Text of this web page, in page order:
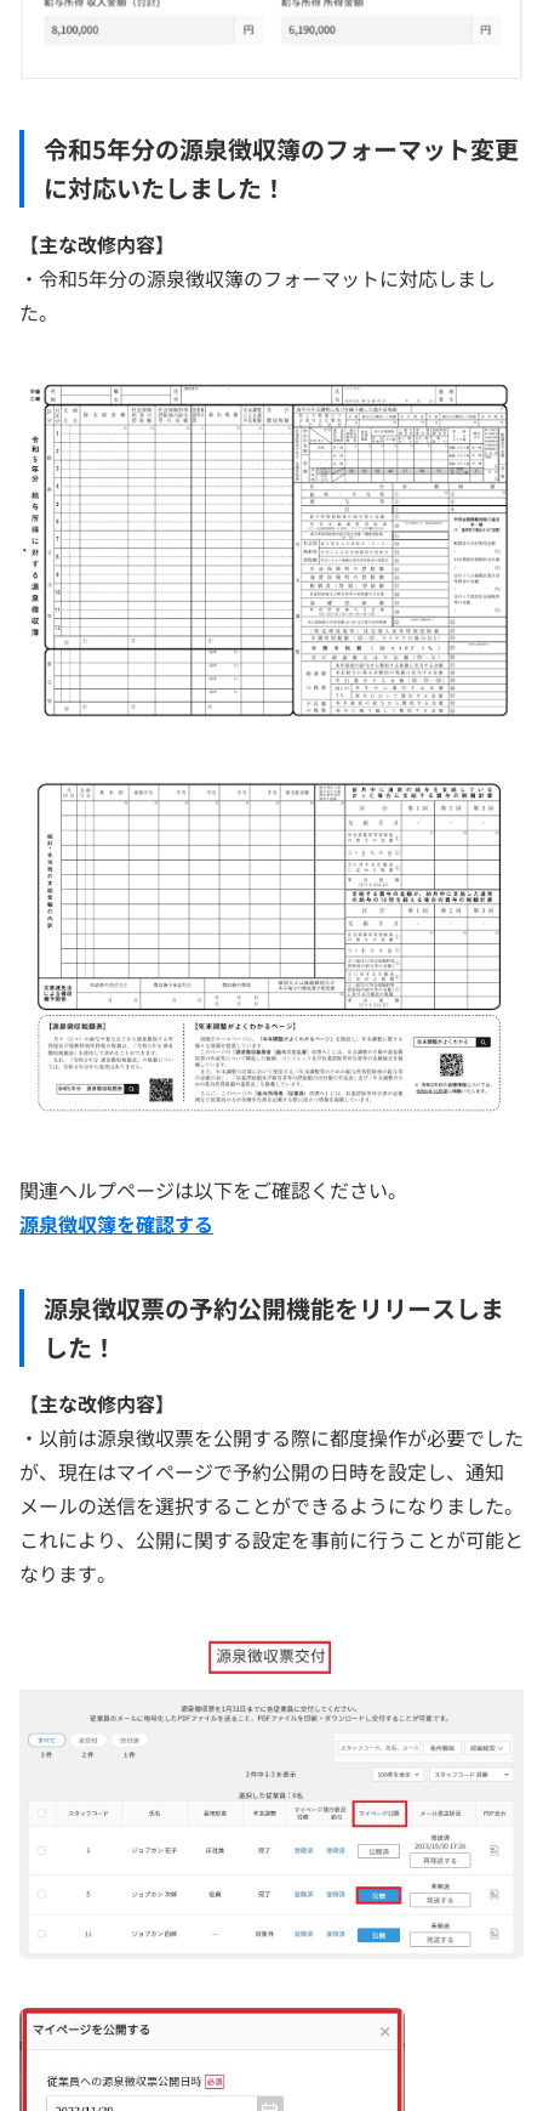
令和5年分の源泉徴収簿のフォーマット変更
に対応いたしました！
【主な改修内容】
・令和5年分の源泉徴収簿のフォーマットに対応しまし
た。
関連ヘルプページは以下をご確認ください。
源泉徴収簿を確認する
源泉徴収票の予約公開機能をリリースしま
した！
【主な改修内容】
・以前は源泉徴収票を公開する際に都度操作が必要でした
が、現在はマイページで予約公開の日時を設定し、通知
メールの送信を選択することができるようになりました。
これにより、公開に関する設定を事前に行うことが可能と
なります。